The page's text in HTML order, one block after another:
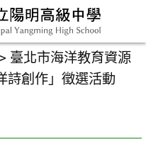
> 臺北市海洋教育資源
詩創作」徵選活動